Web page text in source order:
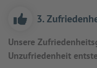
3.
Unsere
Unzufriedenheit